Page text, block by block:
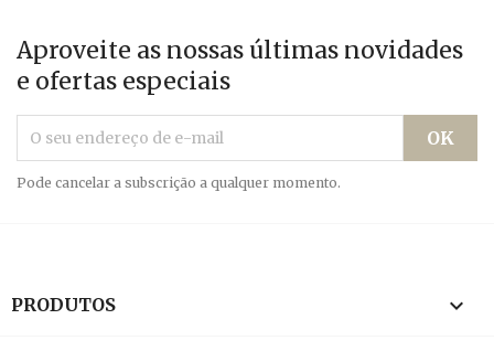
Aproveite as nossas últimas novidades
e ofertas especiais
Pode cancelar a subscrição a qualquer momento.
PRODUTOS 